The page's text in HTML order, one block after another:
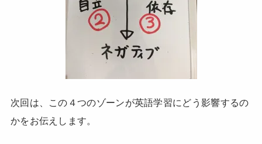
次回は、この４つのゾーンが英語学習にどう影響するの
かをお伝えします。